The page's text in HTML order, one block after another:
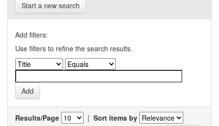
Start a new search
Add filters:
Use filters to refine the search results.
Results/Page | Sort items by